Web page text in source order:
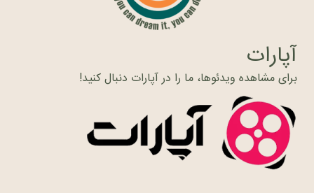
آپارات
برای مشاهده ویدئوها، ما را در آپارات دنبال کنید!